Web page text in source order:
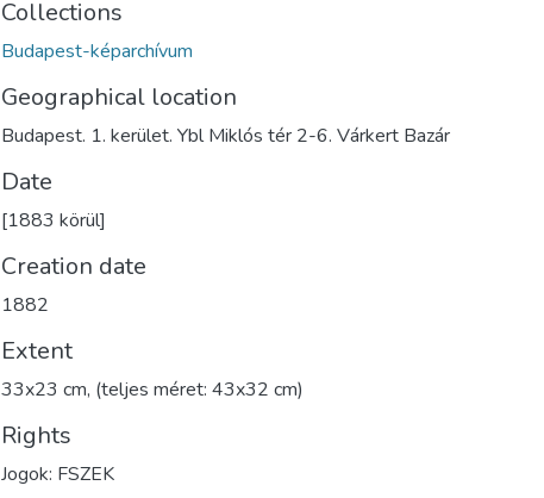
Collections
Budapest-képarchívum
Geographical location
Budapest. 1. kerület. Ybl Miklós tér 2-6. Várkert Bazár
Date
[1883 körül]
Creation date
1882
Extent
33x23 cm, (teljes méret: 43x32 cm)
Rights
Jogok: FSZEK